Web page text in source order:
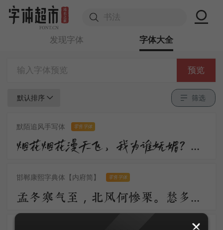
发现字体 字体大全
预览
默认排序 筛选
默陌追风手写体 零售字体
烟花烟花漫天飞，我为谁妩媚？不过是醉眼看花，花也醉。流沙流沙漫天飞，我为谁憔悴？不过是缘来缘散，缘如水。
邯郸康熙字典体【内府简】 零售字体
孟冬寒气至，北风何惨栗。愁多知夜长，仰观众星列。三五明月满，四五蟾兔缺。客从远方来，遗我一书札。上言长相思，下言久离别。置书怀袖中，三岁字不灭。一心抱区区，惧君不识察。